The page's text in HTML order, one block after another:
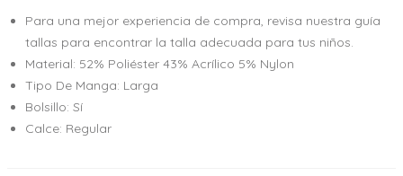
Para una mejor experiencia de compra, revisa nuestra guía
tallas para encontrar la talla adecuada para tus niños.
Material: 52% Poliéster 43% Acrílico 5% Nylon
Tipo De Manga: Larga
Bolsillo: Sí
Calce: Regular